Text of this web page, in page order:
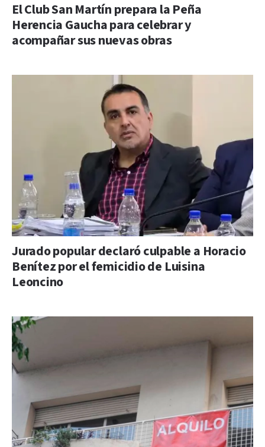
El Club San Martín prepara la Peña
Herencia Gaucha para celebrar y
acompañar sus nuevas obras
Jurado popular declaró culpable a Horacio
Benítez por el femicidio de Luisina
Leoncino